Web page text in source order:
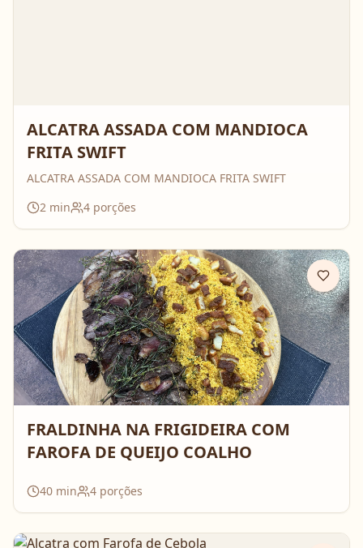
ALCATRA ASSADA COM MANDIOCA
FRITA SWIFT
ALCATRA ASSADA COM MANDIOCA FRITA SWIFT
2 min 4 porções
FRALDINHA NA FRIGIDEIRA COM
FAROFA DE QUEIJO COALHO
40 min 4 porções